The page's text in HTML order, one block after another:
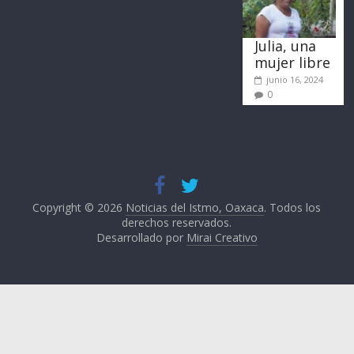
Julia, una
mujer libre
junio 16, 2024
0
Copyright © 2026 Noticias del Istmo, Oaxaca. Todos los
derechos reservados.
Desarrollado por Mirai Creativo